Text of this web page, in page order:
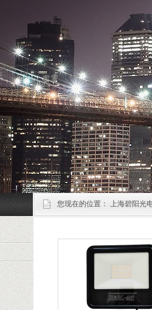
您现在的位置： 上海碧阳光